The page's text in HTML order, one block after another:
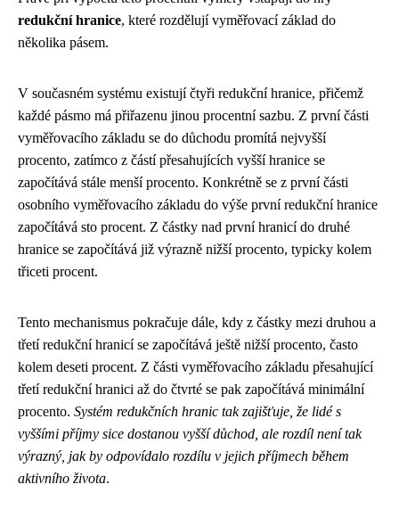
redukční hranice, které rozdělují vyměřovací základ do
několika pásem.
V současném systému existují čtyři redukční hranice, přičemž
každé pásmo má přiřazenu jinou procentní sazbu. Z první části
vyměřovacího základu se do důchodu promítá nejvyšší
procento, zatímco z částí přesahujících vyšší hranice se
započítává stále menší procento. Konkrétně se z první části
osobního vyměřovacího základu do výše první redukční hranice
započítává sto procent. Z částky nad první hranicí do druhé
hranice se započítává již výrazně nižší procento, typicky kolem
třiceti procent.
Tento mechanismus pokračuje dále, kdy z částky mezi druhou a
třetí redukční hranicí se započítává ještě nižší procento, často
kolem deseti procent. Z části vyměřovacího základu přesahující
třetí redukční hranici až do čtvrté se pak započítává minimální
procento. Systém redukčních hranic tak zajišťuje, že lidé s
vyššími příjmy sice dostanou vyšší důchod, ale rozdíl není tak
výrazný, jak by odpovídalo rozdílu v jejich příjmech během
aktivního života.